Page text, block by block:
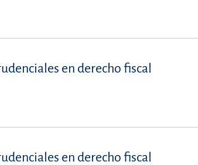
en derecho fiscal
en derecho fiscal